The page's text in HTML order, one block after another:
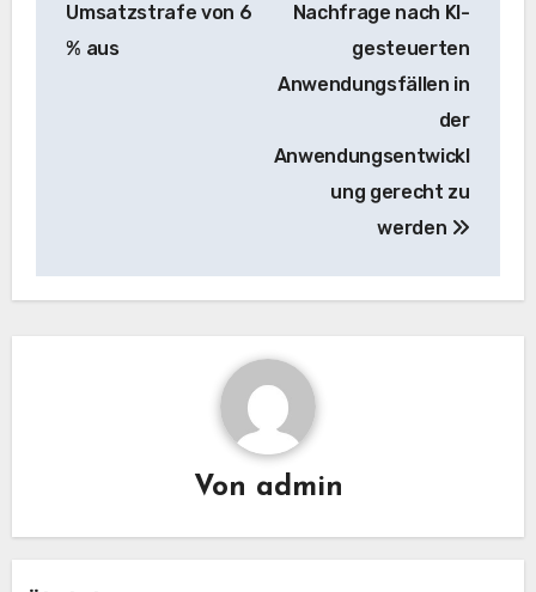
Umsatzstrafe von 6
% aus
Nachfrage nach KI-
gesteuerten
Anwendungsfällen in
der
Anwendungsentwickl
ung gerecht zu
werden
Von admin